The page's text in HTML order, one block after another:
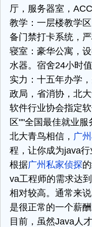
厅，服务器室，
教学：一层楼教学
备门禁打卡系统，
寝室：豪华公寓，
水器。宿舍24小时值
实力：十五年办学
政局，省消协，北
软件行业协会指定
区""全国最佳就业服
北大青鸟相信， 广
程，让你成为java
根据广州私家侦探
va工程师的需求达
相对较高。通常来
是很正常的一个薪
目前，虽然Java人